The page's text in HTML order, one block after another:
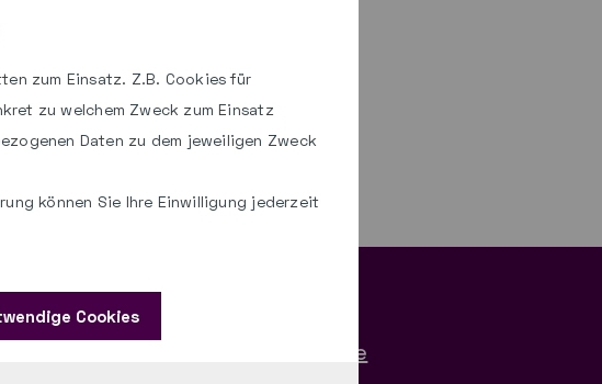
zum Einsatz. Z.B. Cookies für
zu welchem Zweck zum Einsatz
Daten zu dem jeweiligen Zweck
können Sie Ihre Einwilligung jederzeit
Cookies
zu Relution finden Siehier
gs-hotline@lmz-bw.de